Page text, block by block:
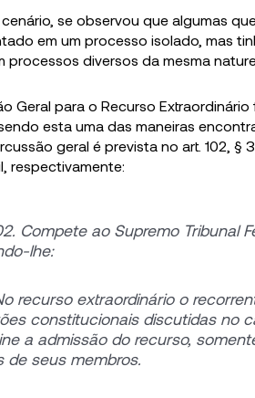
se observou que algumas
em um processo isolado, mas
processos diversos da mesma
Geral para o Recurso
esta uma das maneiras
geral é prevista no art. 102,
respectivamente:
Compete ao Supremo Tribunal
lhe:
recurso extraordinário o
constitucionais discutidas no
a admissão do recurso,
de seus membros.